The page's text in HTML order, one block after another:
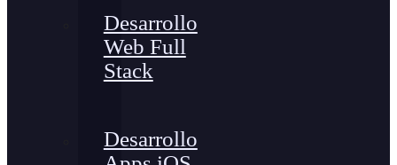
Desarrollo
Web Full
Stack
Desarrollo